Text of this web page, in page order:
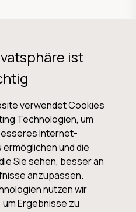
ist
verwendet Cookies
Technologien, um
Internet-
ermöglichen und die
Sie sehen, besser an
anzupassen.
nutzen wir
Ergebnisse zu
und erhalten Sie
Neuigkeiten und tolle